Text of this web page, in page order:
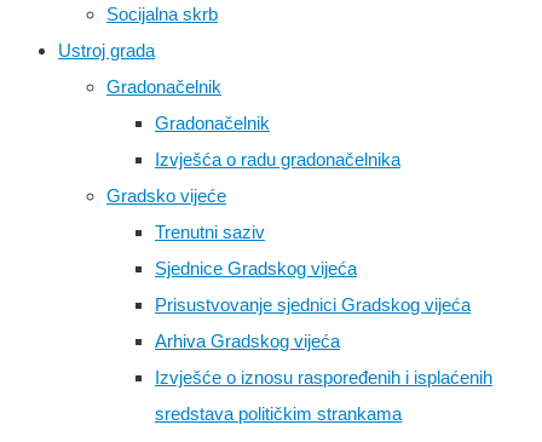
Socijalna skrb
Ustroj grada
Gradonačelnik
Gradonačelnik
Izvješća o radu gradonačelnika
Gradsko vijeće
Trenutni saziv
Sjednice Gradskog vijeća
Prisustvovanje sjednici Gradskog vijeća
Arhiva Gradskog vijeća
Izvješće o iznosu raspoređenih i isplaćenih
sredstava političkim strankama